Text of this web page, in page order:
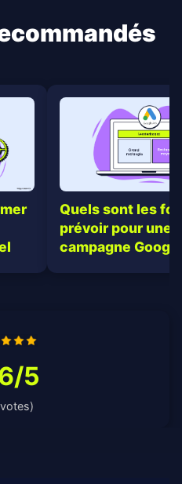
Quels sont les
prévoir pour une
campagne
5